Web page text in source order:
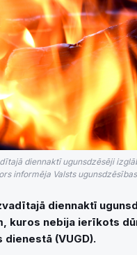
diennaktī ugunsdzēsēji
informēja Valsts
diennaktī
kuros nebija ierīkots
dienestā (VUGD).